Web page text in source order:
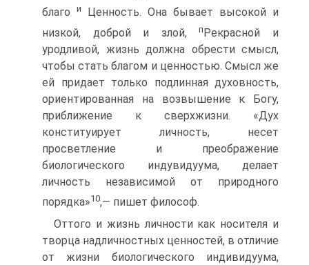
благо
и
Ценность. Она бывает высокой и
низкой, доброй и злой,пРекрасной и
уродливой, жизнь должна обрести смысл,
чтобы стать благом и ценностью. Смысл же
ей придает только подлинная духовность,
ориентированная на возвышение к Богу,
приближение к сверхжизни. «Дух
конституирует личность, несет
просветление и преображение
биологического индувидуума, делает
личность независимой от природного
порядка»10,— пишет философ.
Оттого и жизнь личности как носителя и
творца надличностных ценностей, в отличие
от жизни биологического индивидуума,